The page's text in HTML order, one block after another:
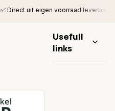
✅ Direct uit eigen voorraad leverbaar
Usefull
links